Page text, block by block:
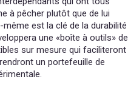
à pêcher plutôt que de lui
est la clé de la durabilité
une «boîte à outils» de
sur mesure qui faciliteront
un portefeuille de